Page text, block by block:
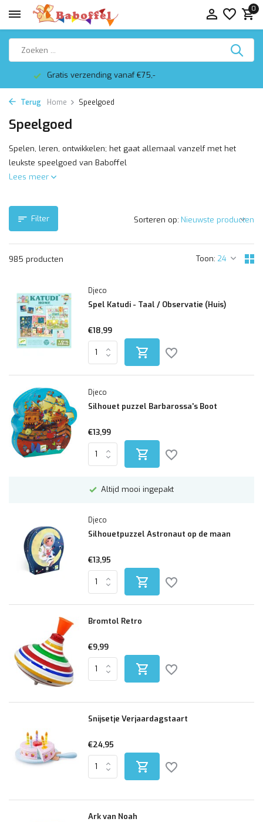
0
Altijd mooi ingepakt
Terug Home Speelgoed
Speelgoed
Spelen, leren, ontwikkelen; het gaat allemaal vanzelf met het
leukste speelgoed van Baboffel
Lees meer
Filter
985 producten Toon:
Sorteren op:
Djeco
Spel Katudi - Taal / Observatie (Huis)
€18,99
Djeco
Silhouet puzzel Barbarossa's Boot
€13,99
Altijd mooi ingepakt
Djeco
Silhouetpuzzel Astronaut op de maan
€13,95
Bromtol Retro
€9,99
Snijsetje Verjaardagstaart
€24,95
Ark van Noah